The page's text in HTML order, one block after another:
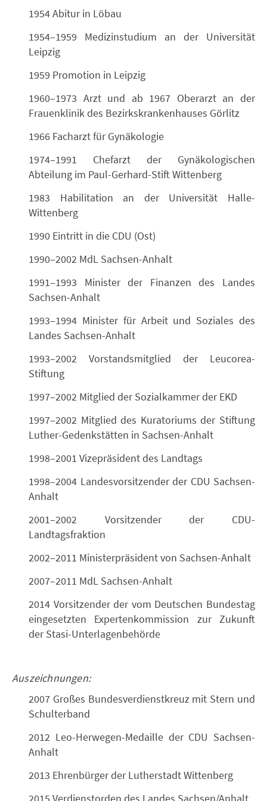
1954 Abitur in Löbau
1954–1959 Medizinstudium an der Universität
Leipzig
1959 Promotion in Leipzig
1960–1973 Arzt und ab 1967 Oberarzt an der
Frauenklinik des Bezirkskrankenhauses Görlitz
1966 Facharzt für Gynäkologie
1974–1991 Chefarzt der Gynäkologischen
Abteilung im Paul-Gerhard-Stift Wittenberg
1983 Habilitation an der Universität Halle-
Wittenberg
1990 Eintritt in die CDU (Ost)
1990–2002 MdL Sachsen-Anhalt
1991–1993 Minister der Finanzen des Landes
Sachsen-Anhalt
1993–1994 Minister für Arbeit und Soziales des
Landes Sachsen-Anhalt
1993–2002 Vorstandsmitglied der Leucorea-
Stiftung
1997–2002 Mitglied der Sozialkammer der EKD
1997–2002 Mitglied des Kuratoriums der Stiftung
Luther-Gedenkstätten in Sachsen-Anhalt
1998–2001 Vizepräsident des Landtags
1998–2004 Landesvorsitzender der CDU Sachsen-
Anhalt
2001–2002 Vorsitzender der CDU-
Landtagsfraktion
2002–2011 Ministerpräsident von Sachsen-Anhalt
2007–2011 MdL Sachsen-Anhalt
2014 Vorsitzender der vom Deutschen Bundestag
eingesetzten Expertenkommission zur Zukunft
der Stasi-Unterlagenbehörde
Auszeichnungen:
2007 Großes Bundesverdienstkreuz mit Stern und
Schulterband
2012 Leo-Herwegen-Medaille der CDU Sachsen-
Anhalt
2013 Ehrenbürger der Lutherstadt Wittenberg